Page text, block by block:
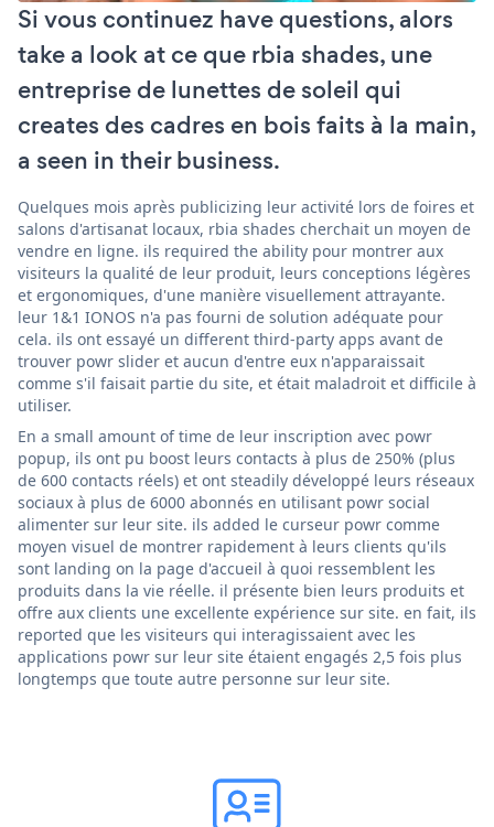
Si vous continuez have questions, alors
take a look at ce que rbia shades, une
entreprise de lunettes de soleil qui
creates des cadres en bois faits à la main,
a seen in their business.
Quelques mois après publicizing leur activité lors de foires et
salons d'artisanat locaux, rbia shades cherchait un moyen de
vendre en ligne. ils required the ability pour montrer aux
visiteurs la qualité de leur produit, leurs conceptions légères
et ergonomiques, d'une manière visuellement attrayante.
leur 1&1 IONOS n'a pas fourni de solution adéquate pour
cela. ils ont essayé un different third-party apps avant de
trouver powr slider et aucun d'entre eux n'apparaissait
comme s'il faisait partie du site, et était maladroit et difficile à
utiliser.
En a small amount of time de leur inscription avec powr
popup, ils ont pu boost leurs contacts à plus de 250% (plus
de 600 contacts réels) et ont steadily développé leurs réseaux
sociaux à plus de 6000 abonnés en utilisant powr social
alimenter sur leur site. ils added le curseur powr comme
moyen visuel de montrer rapidement à leurs clients qu'ils
sont landing on la page d'accueil à quoi ressemblent les
produits dans la vie réelle. il présente bien leurs produits et
offre aux clients une excellente expérience sur site. en fait, ils
reported que les visiteurs qui interagissaient avec les
applications powr sur leur site étaient engagés 2,5 fois plus
longtemps que toute autre personne sur leur site.